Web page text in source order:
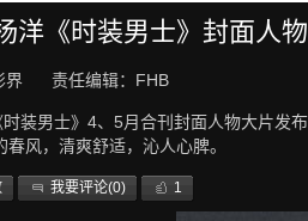
洋《时装男士》封面人
界 责任编辑：FHB
装男士》4、5月合刊封面人物大片发
风，清爽舒适，沁人心脾。
我要评论(0) 1